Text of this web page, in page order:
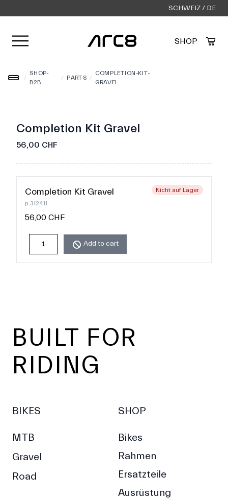
SCHWEIZ / DE
Menü öffnen SHOP
/
SHOP-
B2B
/ PARTS /
COMPLETION-KIT-
GRAVEL
Completion Kit Gravel
56,00 CHF
Completion Kit Gravel
p.312411
Nicht auf Lager
56,00 CHF
Add to cart
BUILT FOR
RIDING
BIKES
MTB
Gravel
Road
SHOP
Bikes
Rahmen
Ersatzteile
Ausrüstung